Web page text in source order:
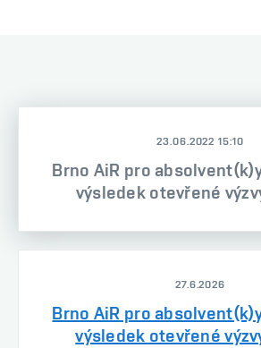
23.06.2022 15:10
Brno AiR pro
výsledek otevřené
27.6.2026
Brno AiR pro
výsledek otevřené